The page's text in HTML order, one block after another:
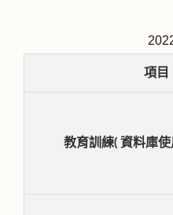
項目
教育訓練( 資料庫